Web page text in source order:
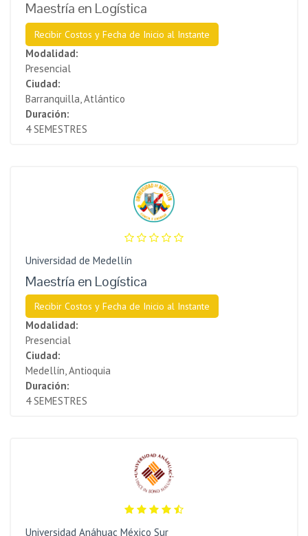
Maestría en Logística
Recibir Costos y Fecha de Inicio al Instante
Modalidad:
Presencial
Ciudad:
Barranquilla, Atlántico
Duración:
4 SEMESTRES
Universidad de Medellín
Maestría en Logística
Recibir Costos y Fecha de Inicio al Instante
Modalidad:
Presencial
Ciudad:
Medellín, Antioquia
Duración:
4 SEMESTRES
Universidad Anáhuac México Sur